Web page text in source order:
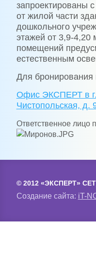
запроектированы
от жилой части
дошкольного
этажей от 3,9-4,20
помещений
естественным
Для бронирования
Офис ЭКСПЕРТ в г.
Чистопольская, д.
Ответственное лицо
© 2012 «ЭКСПЕРТ»
Создание сайта: iT-